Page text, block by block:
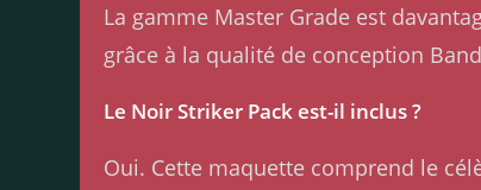
La gamme Master Grade est
grâce à la qualité de conception
Le Noir Striker Pack est-il inclus ?
Oui. Cette maquette comprend le